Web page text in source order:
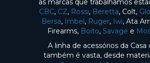
as marcas que trabalhamos
CBC, CZ, Rossi, Beretta, Colt,
Bersa, Imbel, Ruger, Iwi, Ata
Firearms, Boito, Savage e
A linha de acessórios da Casa
também é vasta, desde